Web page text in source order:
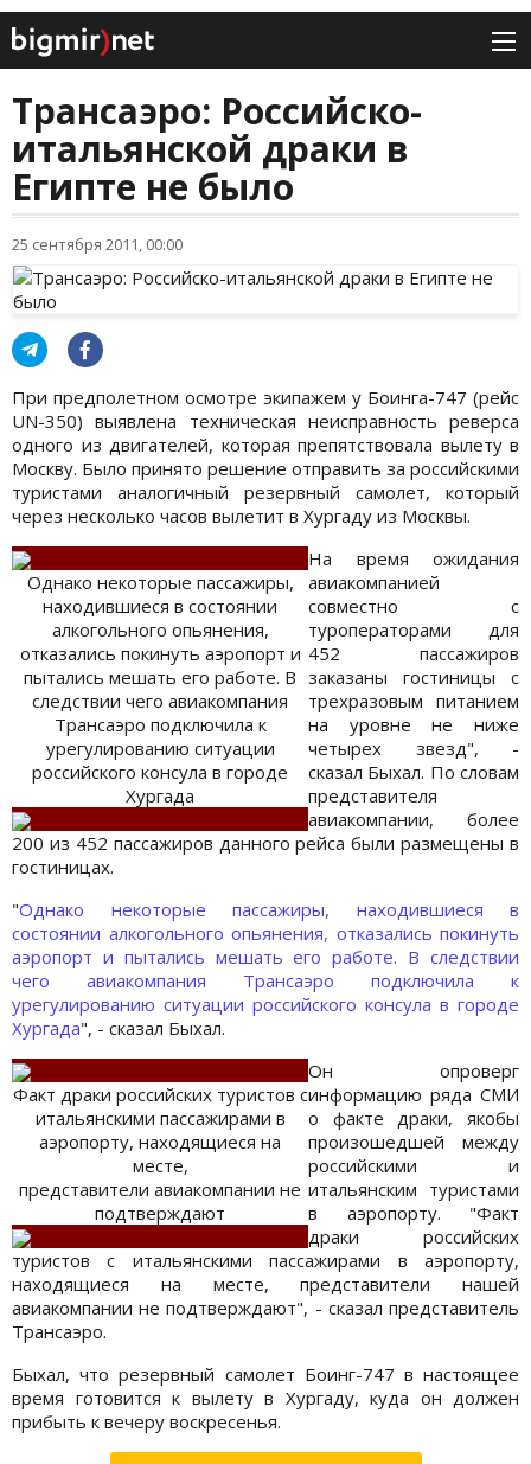
Трансаэро: Российско-
итальянской драки в
Египте не было
25 сентября 2011, 00:00
При предполетном осмотре экипажем у Боинга-747 (рейс
UN-350) выявлена техническая неисправность реверса
одного из двигателей, которая препятствовала вылету в
Москву. Было принято решение отправить за российскими
туристами аналогичный резервный самолет, который
через несколько часов вылетит в Хургаду из Москвы.
Однако некоторые пассажиры,
находившиеся в состоянии
алкогольного опьянения,
отказались покинуть аэропорт и
пытались мешать его работе. В
следствии чего авиакомпания
Трансаэро подключила к
урегулированию ситуации
российского консула в городе
Хургада
На время ожидания
авиакомпанией
совместно с
туроператорами для
452 пассажиров
заказаны гостиницы с
трехразовым питанием
на уровне не ниже
четырех звезд", -
сказал Быхал. По словам
представителя
авиакомпании, более
200 из 452 пассажиров данного рейса были размещены в
гостиницах.
"Однако некоторые пассажиры, находившиеся в
состоянии алкогольного опьянения, отказались покинуть
аэропорт и пытались мешать его работе. В следствии
чего авиакомпания Трансаэро подключила к
урегулированию ситуации российского консула в городе
Хургада", - сказал Быхал.
Факт драки российских туристов с
итальянскими пассажирами в
аэропорту, находящиеся на
месте,
представители авиакомпании не
подтверждают
Он опроверг
информацию ряда СМИ
о факте драки, якобы
произошедшей между
российскими и
итальянским туристами
в аэропорту. "Факт
драки российских
туристов с итальянскими пассажирами в аэропорту,
находящиеся на месте, представители нашей
авиакомпании не подтверждают", - сказал представитель
Трансаэро.
Быхал, что резервный самолет Боинг-747 в настоящее
время готовится к вылету в Хургаду, куда он должен
прибыть к вечеру воскресенья.